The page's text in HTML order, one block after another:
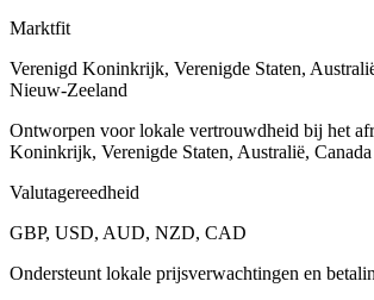
Marktfit
Verenigd Koninkrijk, Verenigde Staten,
Nieuw-Zeeland
Ontworpen voor lokale vertrouwdheid bij het
Koninkrijk, Verenigde Staten, Australië,
Valutagereedheid
GBP, USD, AUD, NZD, CAD
Ondersteunt lokale prijsverwachtingen en